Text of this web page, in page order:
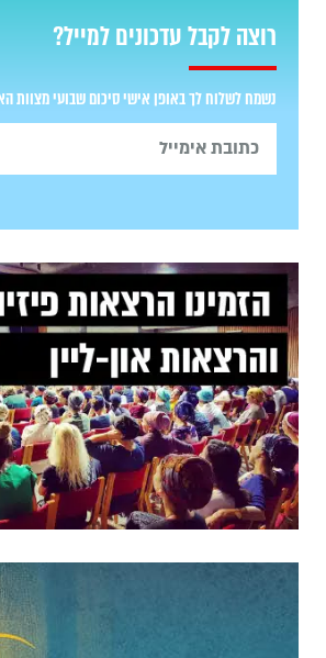
רוצה לקבל עדכונים למייל?
נשמח לשלוח לך באופן אישי סיכום שבועי מצוות